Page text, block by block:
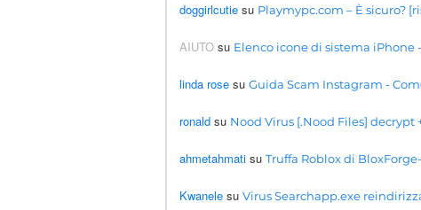
doggirlcutie su Playmypc.com – È sicuro?
AIUTO su Elenco icone di sistema iPhone
linda rose su Guida Scam Instagram -
ronald su Nood Virus [.Nood Files] decrypt
ahmetahmati su Truffa Roblox di
Kwanele su Virus Searchapp.exe